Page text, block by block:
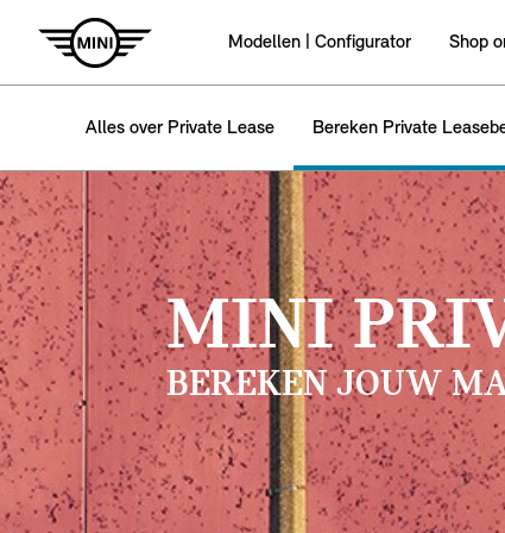
Modellen | Configurator Shop
Alles over Private Lease Bereken Private
MINI
BEREKEN JOUW